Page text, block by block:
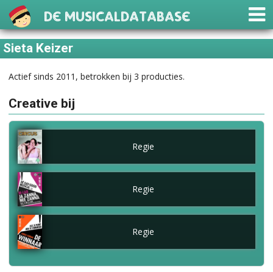
De Musicaldatabase
Sieta Keizer
Actief sinds 2011, betrokken bij 3 producties.
Creative bij
Regie
Regie
Regie